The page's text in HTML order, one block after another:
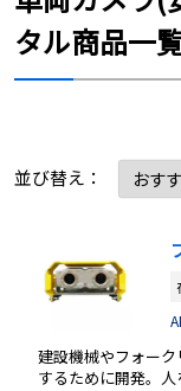
タル商品一
並び替え：
建設機械やフォー
するために開発。